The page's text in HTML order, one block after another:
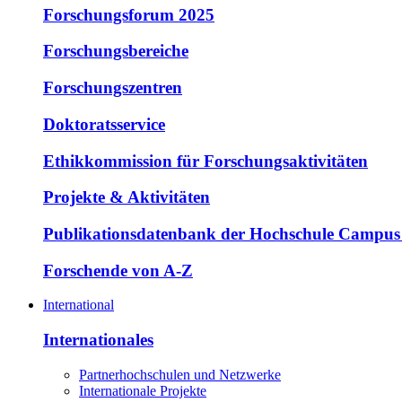
Forschungsforum 2025
Forschungsbereiche
Forschungszentren
Doktoratsservice
Ethikkommission für Forschungsaktivitäten
Projekte & Aktivitäten
Publikationsdatenbank der Hochschule
Forschende von A-Z
International
Internationales
Partnerhochschulen und Netzwerke
Internationale Projekte